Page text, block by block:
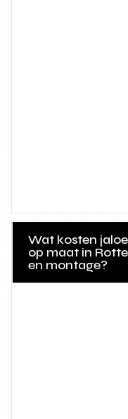
Wat kosten
op maat in
en montage?